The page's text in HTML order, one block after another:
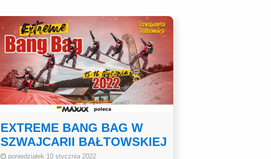
EXTREME BANG BAG W
SZWAJCARII BAŁTOWSKIEJ
poniedziałek 10 stycznia 2022